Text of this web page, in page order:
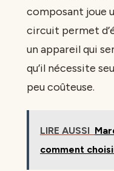
composant joue
circuit permet
un appareil qui
qu’il nécessite
peu coûteuse.
LIRE AUSSI
comment